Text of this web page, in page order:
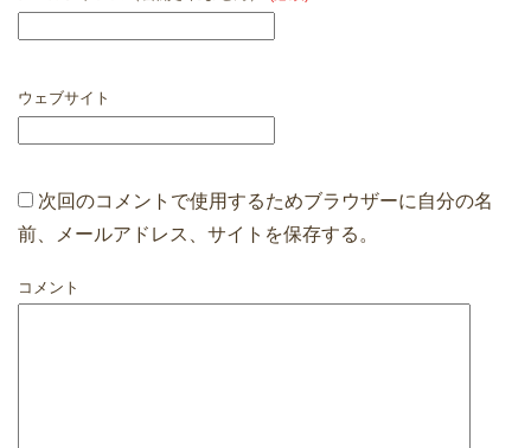
ウェブサイト
次回のコメントで使用するためブラウザーに自分の名
前、メールアドレス、サイトを保存する。
コメント